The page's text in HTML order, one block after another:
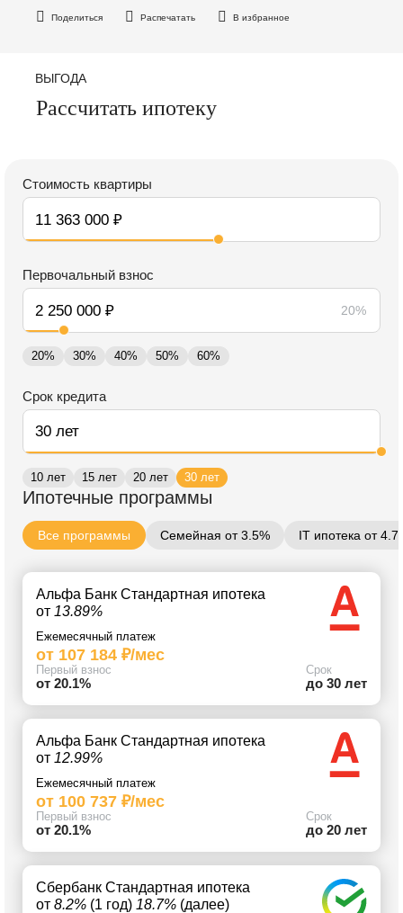
Поделиться Распечатать В избранное
ВЫГОДА
Рассчитать ипотеку
Стоимость квартиры
Первочальный взнос
20%
20% 30% 40% 50% 60%
Срок кредита
10 лет 15 лет 20 лет 30 лет
Ипотечные программы
Все программы Семейная от 3.5% IT ипотека от
Альфа Банк Стандартная ипотека
от 13.89%
Ежемесячный платеж
от 107 184 ₽/мес
Первый взнос
от 20.1%
Срок
до 30 лет
Альфа Банк Стандартная ипотека
от 12.99%
Ежемесячный платеж
от 100 737 ₽/мес
Первый взнос
от 20.1%
Срок
до 20 лет
Сбербанк Стандартная ипотека
от 8.2% (1 год) 18.7% (далее)